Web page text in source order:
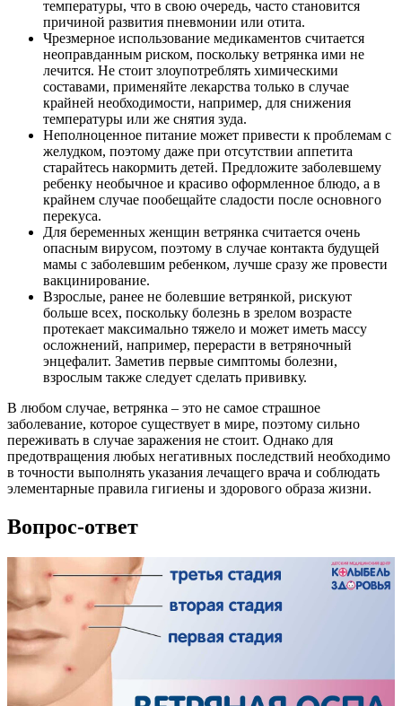
температуры, что в свою очередь, часто становится
причиной развития пневмонии или отита.
Чрезмерное использование медикаментов считается
неоправданным риском, поскольку ветрянка ими не
лечится. Не стоит злоупотреблять химическими
составами, применяйте лекарства только в случае
крайней необходимости, например, для снижения
температуры или же снятия зуда.
Неполноценное питание может привести к проблемам с
желудком, поэтому даже при отсутствии аппетита
старайтесь накормить детей. Предложите заболевшему
ребенку необычное и красиво оформленное блюдо, а в
крайнем случае пообещайте сладости после основного
перекуса.
Для беременных женщин ветрянка считается очень
опасным вирусом, поэтому в случае контакта будущей
мамы с заболевшим ребенком, лучше сразу же провести
вакцинирование.
Взрослые, ранее не болевшие ветрянкой, рискуют
больше всех, поскольку болезнь в зрелом возрасте
протекает максимально тяжело и может иметь массу
осложнений, например, перерасти в ветряночный
энцефалит. Заметив первые симптомы болезни,
взрослым также следует сделать прививку.
В любом случае, ветрянка – это не самое страшное
заболевание, которое существует в мире, поэтому сильно
переживать в случае заражения не стоит. Однако для
предотвращения любых негативных последствий необходимо
в точности выполнять указания лечащего врача и соблюдать
элементарные правила гигиены и здорового образа жизни.
Вопрос-ответ